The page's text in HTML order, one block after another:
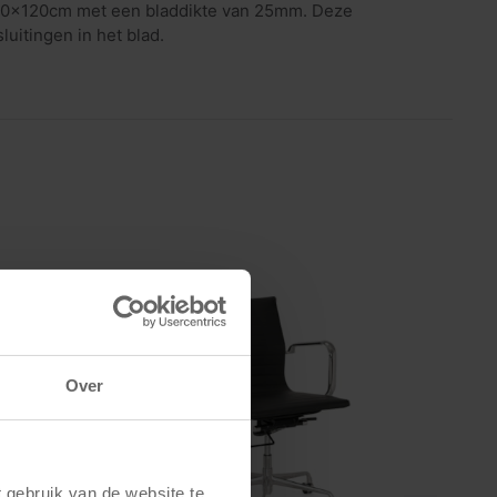
Over
van de website te
met een bladdikte van 25mm. Deze
in het blad.